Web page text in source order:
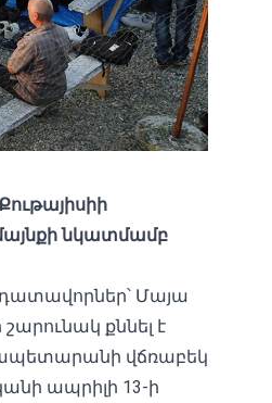
նկատմամբ
Մայա
քննել է
վճռաբեկ
ապրիլի 13-ի